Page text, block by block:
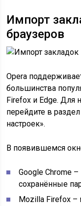
Импорт
браузеров
Opera
большинства
Firefox и Edge. Для
перейдите в
настроек».
В появившемся
Google Chrome
сохранённые
Mozilla Firefox –